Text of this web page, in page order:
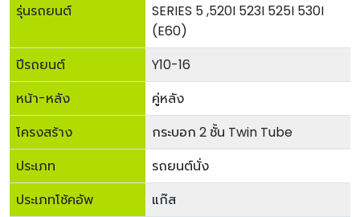
รุ่นรถยนต์
SERIES 5 ,520I 523I 525I 530I
(E60)
ปีรถยนต์
Y10-16
หน้า-หลัง
คู่หลัง
โครงสร้าง
กระบอก 2 ชั้น Twin Tube
ประเภท
รถยนต์นั่ง
ประเภทโช้คอัพ
แก๊ส